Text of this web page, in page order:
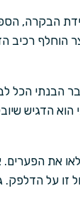
הבקרה,
הוחלף
הבנתי הכל
הדגיש
את
זו על הדלפק.